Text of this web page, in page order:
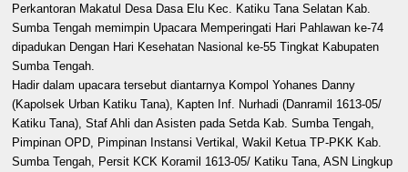
Perkantoran Makatul Desa Dasa Elu Kec. Katiku Tana Selatan Kab.
Sumba Tengah memimpin Upacara Memperingati Hari Pahlawan ke-74
dipadukan Dengan Hari Kesehatan Nasional ke-55 Tingkat Kabupaten
Sumba Tengah.
Hadir dalam upacara tersebut diantarnya Kompol Yohanes Danny
(Kapolsek Urban Katiku Tana), Kapten Inf. Nurhadi (Danramil 1613-05/
Katiku Tana), Staf Ahli dan Asisten pada Setda Kab. Sumba Tengah,
Pimpinan OPD, Pimpinan Instansi Vertikal, Wakil Ketua TP-PKK Kab.
Sumba Tengah, Persit KCK Koramil 1613-05/ Katiku Tana, ASN Lingkup